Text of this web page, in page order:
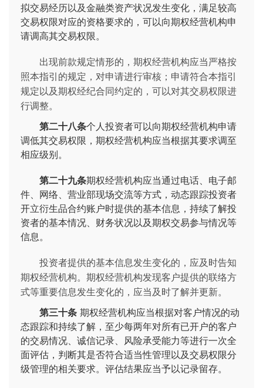
拟交易经历以及金融类资产状况发生变化，满足较高
交易权限对应的资格要求的，可以向期权经营机构申
请调高其交易权限。
出现前款规定情形的，期权经营机构应当严格按
照本指引的规定，对申请进行审核；申请符合本指引
规定以及期权经纪合同约定的，可以对其交易权限进
行调整。
第二十八条个人投资者可以向期权经营机构申请
调低其交易权限，期权经营机构应当根据其要求调至
相应级别。
第二十九条期权经营机构应当通过电话、电子邮
件、网络、营业部现场交流等方式，动态跟踪投资者
开立衍生品合约账户时提供的基本信息，持续了解投
资者的基本情况、财务状况以及期权交易参与情况等
信息。
投资者提供的基本信息发生变化的，应及时告知
期权经营机构。期权经营机构发现客户提供的联络方
式等重要信息发生变化的，应当及时了解并更新。
第三十条 期权经营机构应当根据对客户情况的动
态跟踪和持续了解，至少每两年对所有已开户的客户
的交易情况、诚信记录、风险承受能力等进行一次全
面评估，判断其是否符合适当性管理以及交易权限分
级管理的相关要求。评估结果应当予以记录留存。